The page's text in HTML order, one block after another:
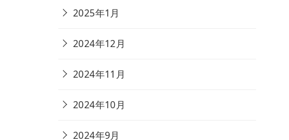
2025年1月
2024年12月
2024年11月
2024年10月
2024年9月